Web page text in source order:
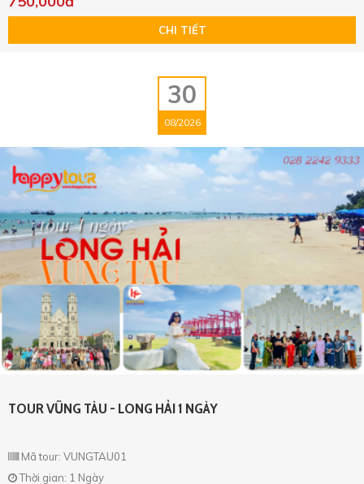
CHI TIẾT
30
08/2026
TOUR VŨNG TÀU - LONG HẢI 1 NGÀY
Mã tour: VUNGTAU01
Thời gian: 1 Ngày